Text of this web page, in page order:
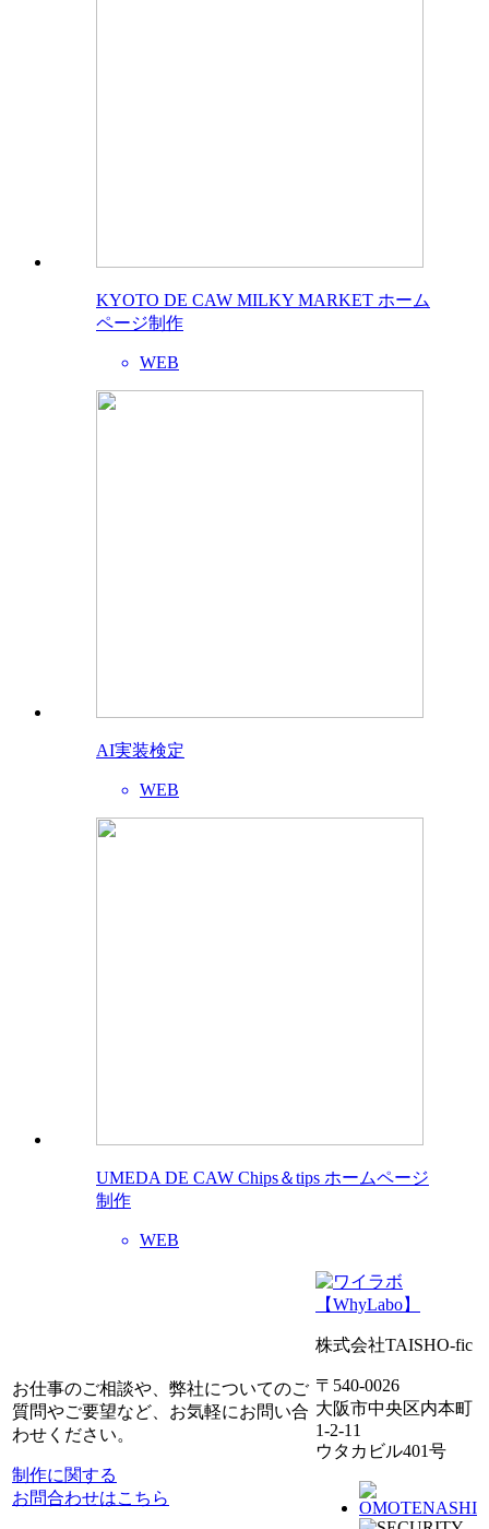
KYOTO DE CAW MILKY MARKET ホーム
ページ制作
WEB
AI実装検定
WEB
UMEDA DE CAW Chips＆tips ホームページ
制作
WEB
お仕事のご相談や、弊社についてのご
質問やご要望など、お気軽にお問い合
わせください。
制作に関する
お問合わせはこちら
株式会社TAISHO-fic
〒540-0026
大阪市中央区内本町
1-2-11
ウタカビル401号